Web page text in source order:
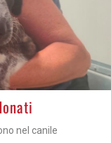
nel canile